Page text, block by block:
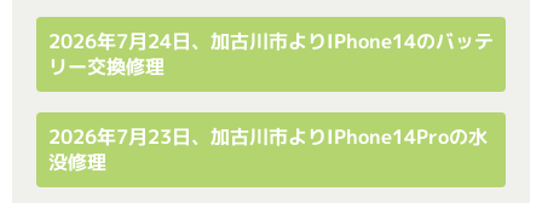
2026年7月24日、加古川市よりiPhone14のバッテ
リー交換修理
2026年7月23日、加古川市よりiPhone14Proの水
没修理